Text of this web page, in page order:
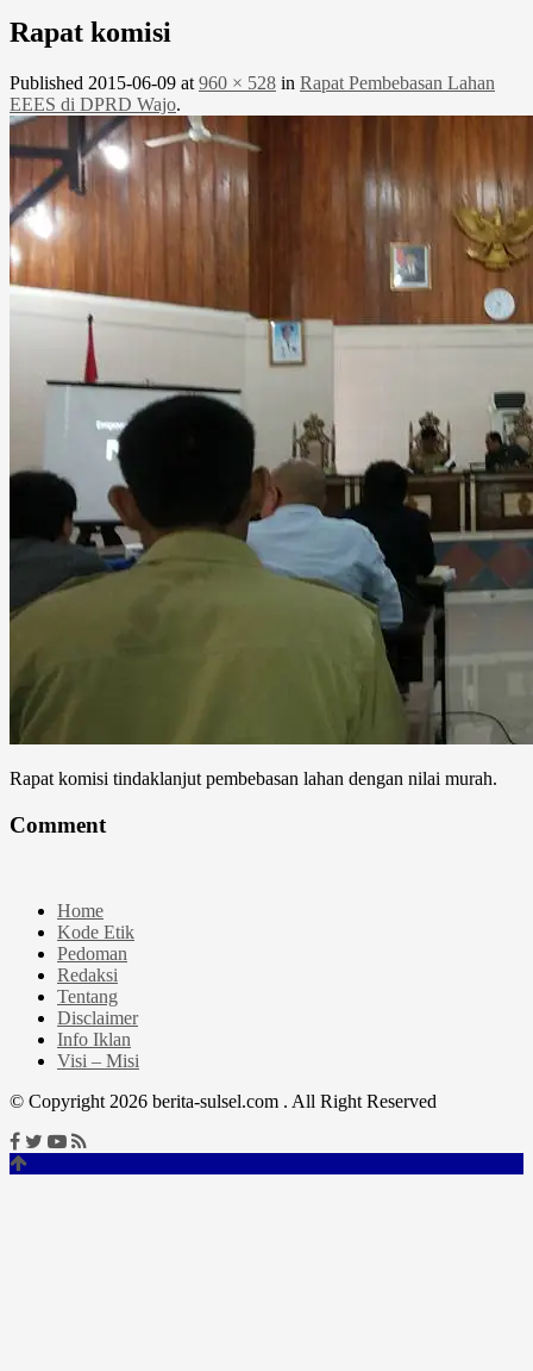
Rapat komisi
Published 2015-06-09 at 960 × 528 in Rapat Pembebasan Lahan
EEES di DPRD Wajo.
Rapat komisi tindaklanjut pembebasan lahan dengan nilai murah.
Comment
Home
Kode Etik
Pedoman
Redaksi
Tentang
Disclaimer
Info Iklan
Visi – Misi
© Copyright 2026 berita-sulsel.com . All Right Reserved